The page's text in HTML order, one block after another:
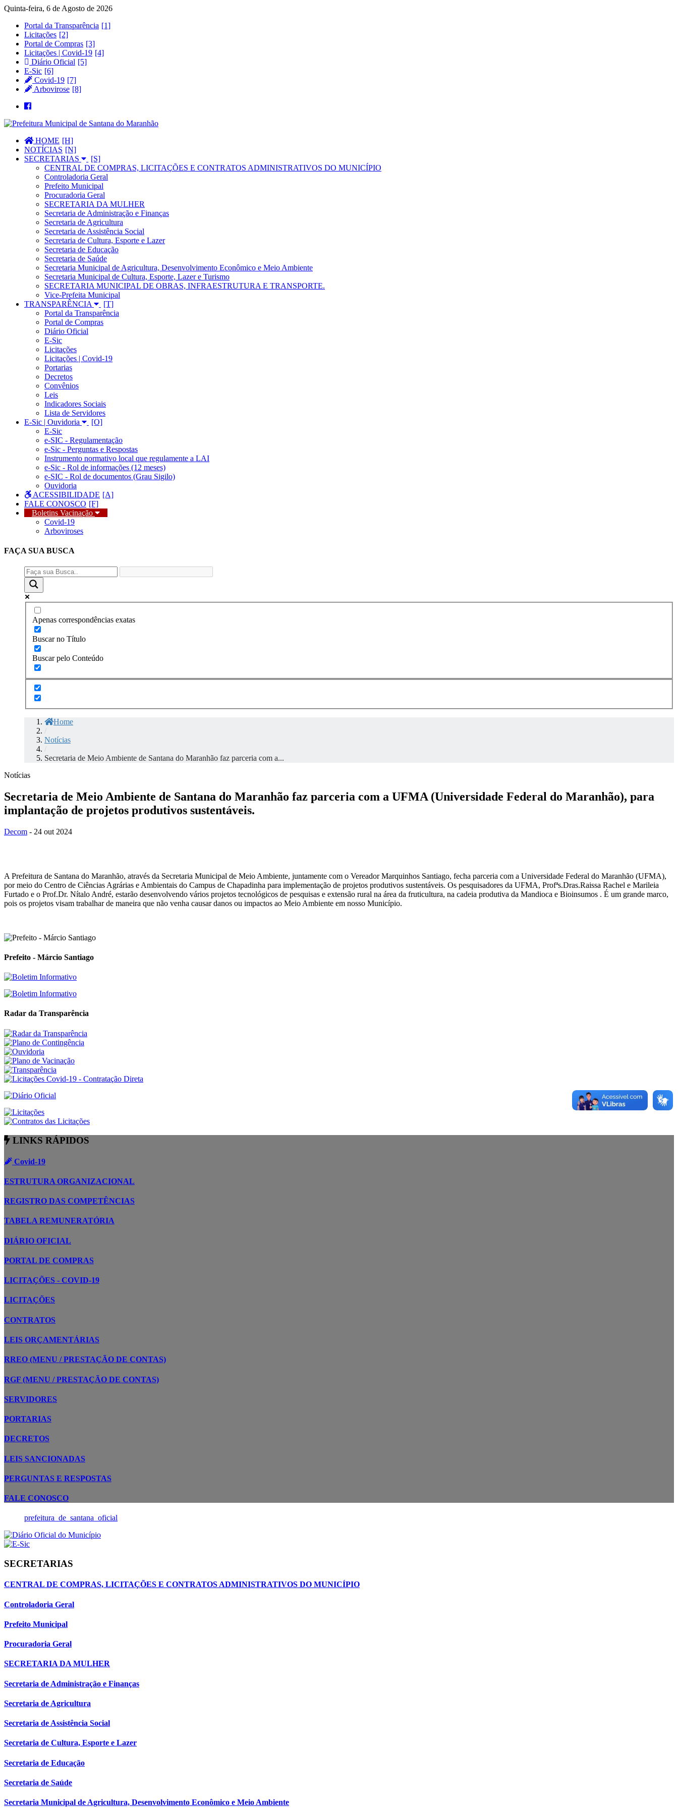
Quinta-feira, 6 de Agosto de 2026
Portal da Transparência
Licitações
Portal de Compras
Licitações | Covid-19
Diário Oficial
E-Sic
Covid-19
Arbovirose
HOME
NOTÍCIAS
SECRETARIAS
CENTRAL DE COMPRAS, LICITAÇÕES E CONTRATOS ADMINISTRATIVOS DO MUNICÍPIO
Controladoria Geral
Prefeito Municipal
Procuradoria Geral
SECRETARIA DA MULHER
Secretaria de Administração e Finanças
Secretaria de Agricultura
Secretaria de Assistência Social
Secretaria de Cultura, Esporte e Lazer
Secretaria de Educação
Secretaria de Saúde
Secretaria Municipal de Agricultura, Desenvolvimento Econômico e Meio Ambiente
Secretaria Municipal de Cultura, Esporte, Lazer e Turismo
SECRETARIA MUNICIPAL DE OBRAS, INFRAESTRUTURA E TRANSPORTE.
Vice-Prefeita Municipal
TRANSPARÊNCIA
Portal da Transparência
Portal de Compras
Diário Oficial
E-Sic
Licitações
Licitações | Covid-19
Portarias
Decretos
Convênios
Leis
Indicadores Sociais
Lista de Servidores
E-Sic | Ouvidoria
E-Sic
e-SIC - Regulamentação
e-Sic - Perguntas e Respostas
Instrumento normativo local que regulamente a LAI
e-Sic - Rol de informações (12 meses)
e-SIC - Rol de documentos (Grau Sigilo)
Ouvidoria
ACESSIBILIDADE
FALE CONOSCO
Boletins Vacinação
Covid-19
Arboviroses
FAÇA SUA BUSCA
Apenas correspondências exatas
Buscar no Título
Buscar pelo Conteúdo
Home
/
Notícias
/
Secretaria de Meio Ambiente de Santana do Maranhão faz parceria com a...
Notícias
Secretaria de Meio Ambiente de Santana do Maranhão faz parceria com a UFMA (Universidade Federal do Maranhão), para
implantação de projetos produtivos sustentáveis.
Decom - 24 out 2024
A Prefeitura de Santana do Maranhão, através da Secretaria Municipal de Meio Ambiente, juntamente com o Vereador Marquinhos Santiago, fecha parceria com a Universidade Federal do Maranhão (UFMA),
por meio do Centro de Ciências Agrárias e Ambientais do Campus de Chapadinha para implementação de projetos produtivos sustentáveis. Os pesquisadores da UFMA, Profªs.Dras.Raissa Rachel e Marileia
Furtado e o Prof.Dr. Nítalo André, estarão desenvolvendo vários projetos tecnológicos de pesquisas e extensão rural na área da fruticultura, na cadeia produtiva da Mandioca e Bioinsumos . É um grande marco,
pois os projetos visam trabalhar de maneira que não venha causar danos ou impactos ao Meio Ambiente em nosso Município.
Prefeito - Márcio Santiago
Radar da Transparência
LINKS RÁPIDOS
Covid-19
ESTRUTURA ORGANIZACIONAL
REGISTRO DAS COMPETÊNCIAS
TABELA REMUNERATÓRIA
DIÁRIO OFICIAL
PORTAL DE COMPRAS
LICITAÇÕES - COVID-19
LICITAÇÕES
CONTRATOS
LEIS ORÇAMENTÁRIAS
RREO (MENU / PRESTAÇÃO DE CONTAS)
RGF (MENU / PRESTAÇÃO DE CONTAS)
SERVIDORES
PORTARIAS
DECRETOS
LEIS SANCIONADAS
PERGUNTAS E RESPOSTAS
FALE CONOSCO
prefeitura_de_santana_oficial
SECRETARIAS
CENTRAL DE COMPRAS, LICITAÇÕES E CONTRATOS ADMINISTRATIVOS DO MUNICÍPIO
Controladoria Geral
Prefeito Municipal
Procuradoria Geral
SECRETARIA DA MULHER
Secretaria de Administração e Finanças
Secretaria de Agricultura
Secretaria de Assistência Social
Secretaria de Cultura, Esporte e Lazer
Secretaria de Educação
Secretaria de Saúde
Secretaria Municipal de Agricultura, Desenvolvimento Econômico e Meio Ambiente